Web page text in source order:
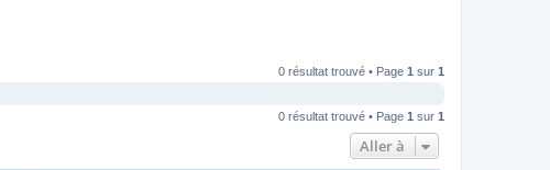
0 résultat trouvé • Page 1 sur 1
0 résultat trouvé • Page 1 sur 1
Aller à